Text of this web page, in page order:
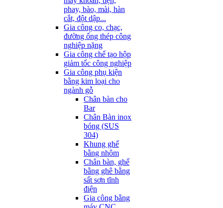
phay, bào, mài, hàn
cắt, đột dập...
Gia công co, chạc,
đường ống thép công
nghiệp nặng
Gia công chế tạo hộp
giảm tốc công nghiệp
Gia công phụ kiện
bằng kim loại cho
ngành gỗ
Chân bàn cho
Bar
Chân Bàn inox
bóng (SUS
304)
Khung ghế
bằng nhôm
Chân bàn, ghế
bằng ghê bằng
sất sơn tĩnh
điện
Gia công bằng